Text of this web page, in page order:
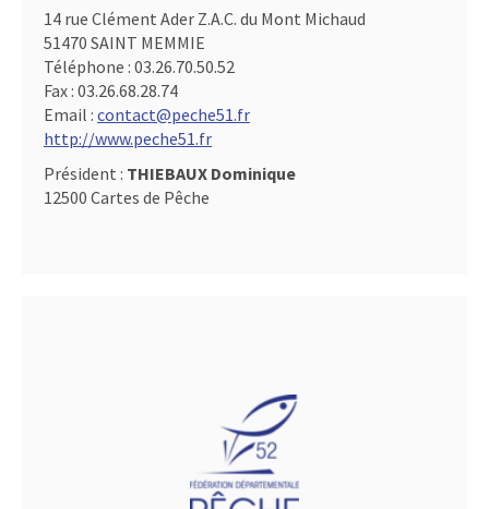
14 rue Clément Ader Z.A.C. du Mont Michaud
51470 SAINT MEMMIE
Téléphone : 03.26.70.50.52
Fax : 03.26.68.28.74
Email : contact@peche51.fr
http://www.peche51.fr
Président : THIEBAUX Dominique
12500 Cartes de Pêche